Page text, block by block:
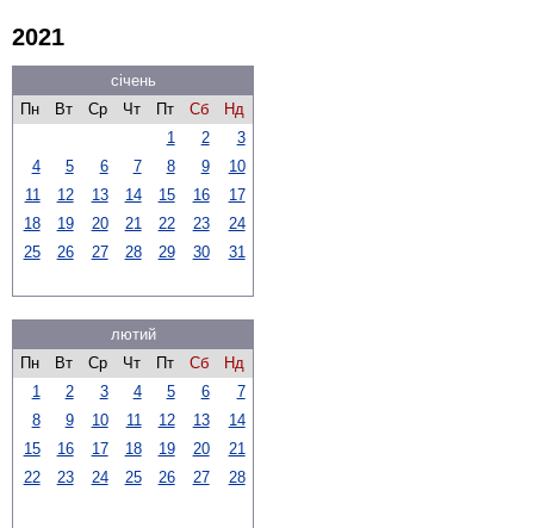
2021
січень
Пн
Вт Ср Чт Пт Сб
Нд
1
2
3
4
5 6 7 8 9
10
11
12 13 14 15 16
17
18
19 20 21 22 23
24
25
26 27 28 29 30 31
лютий
Пн
Вт Ср Чт Пт Сб
Нд
1
2 3 4 5 6
7
8
9 10 11 12 13
14
15
16 17 18 19 20
21
22
23 24 25 26 27 28